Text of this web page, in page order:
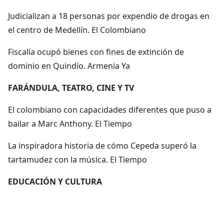
Judicializan a 18 personas por expendio de drogas en
el centro de Medellín. El Colombiano
Fiscalía ocupó bienes con fines de extinción de
dominio en Quindío. Armenia Ya
FARÁNDULA, TEATRO, CINE Y TV
El colombiano con capacidades diferentes que puso a
bailar a Marc Anthony. El Tiempo
La inspiradora historia de cómo Cepeda superó la
tartamudez con la música. El Tiempo
EDUCACIÓN Y CULTURA